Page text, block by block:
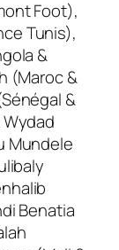
Foot),
Tunis),
&
(Maroc &
&
Mundele
Benatia